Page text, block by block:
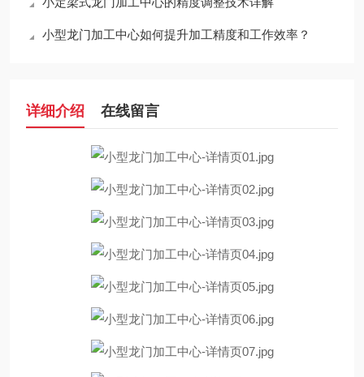
小型龙门加工中心如何提升加工精度和工作效率？
详细介绍 在线留言